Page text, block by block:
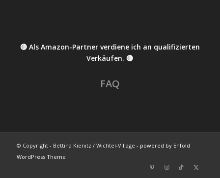
🔴 Als Amazon-Partner verdiene ich an qualifizierten
Verkäufen. 🔴
FAQ
© Copyright - Bettina Kienitz / Wichtel-Village - powered by Enfold
WordPress Theme